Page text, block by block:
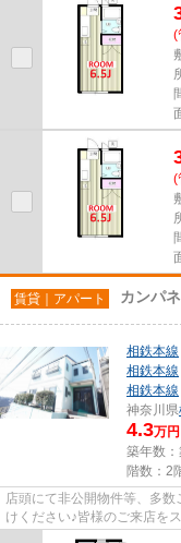
(
(
賃貸｜アパート カンパ
相鉄本線
相鉄本線
相鉄本線
神奈川県
4.3万円
築年数：
階数：2
店頭にて非公開物件等、多
けください♪皆様のご来店を